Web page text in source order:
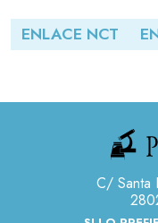
ENLACE NCT
C/ Santa